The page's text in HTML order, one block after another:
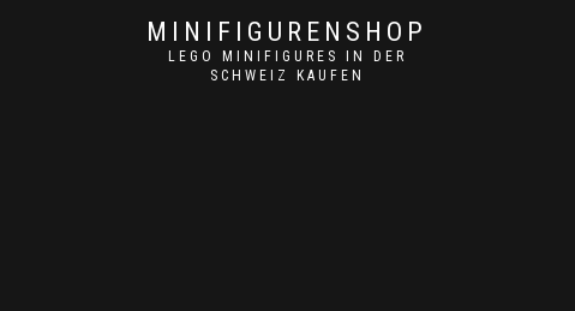
MINIFIGURENSHOP
LEGO MINIFIGURES IN DER
SCHWEIZ KAUFEN